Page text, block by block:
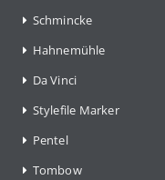
Schmincke
Hahnemühle
Da Vinci
Stylefile Marker
Pentel
Tombow